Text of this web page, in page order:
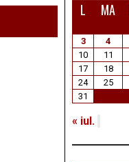
L MA
3
4
10
11
17
18
24
25
31
« iul.